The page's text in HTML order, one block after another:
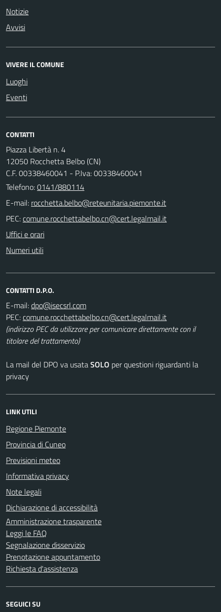
Notizie
Avvisi
VIVERE IL COMUNE
Luoghi
Eventi
CONTATTI
Piazza Libertà n. 4
12050 Rocchetta Belbo (CN)
C.F. 00338460041 - P.Iva: 00338460041
Telefono:0141/880114
E-mail:
PEC:
Uffici e orari
Numeri utili
CONTATTI D.P.O.
E-mail:
PEC:
(indirizzo PEC da utilizzare per comunicare direttamente con il
titolare del trattamento)
La mail del DPO va usataSOLO per questioni riguardanti la
privacy
LINK UTILI
Regione Piemonte
Provincia di Cuneo
Previsioni meteo
Informativa privacy
Note legali
Dichiarazione di accessibilità
Amministrazione trasparente
Leggi le FAQ
Segnalazione disservizio
Prenotazione appuntamento
Richiesta d'assistenza
SEGUICI SU